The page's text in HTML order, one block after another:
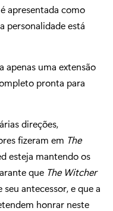
apresentada como
personalidade está
apenas uma extensão
pronta para
direções,
fizeram em The
esteja mantendo os
que The Witcher
antecessor, e que a
honrar neste